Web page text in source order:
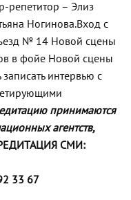
репетитор – Элиз
Ногинова.Вход с
№ 14 Новой сцены
в фойе Новой сцены
интервью с
принимаются
агентств,
СМИ:
33 67